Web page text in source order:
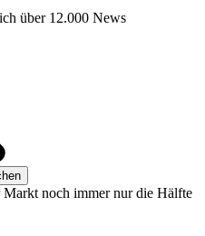
über 12.000 News
noch immer nur die Hälfte